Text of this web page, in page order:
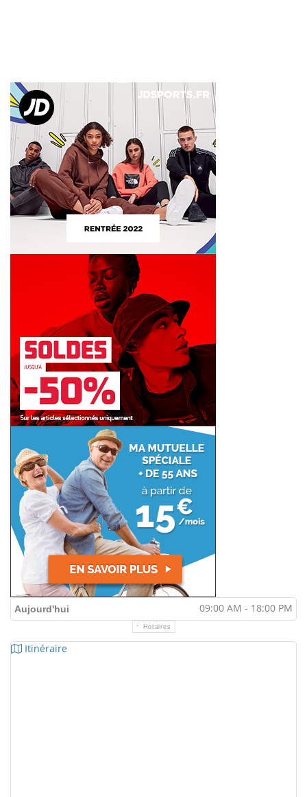
Aujourd'hui 09:00 AM - 18:00 PM
Horaires
Itinéraire